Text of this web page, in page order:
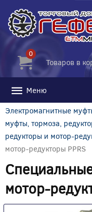
0
Товаров в
Меню
Электромагнитные
муфты, тормоза,
редукторы и мотор-
мотор-редукторы PPRS
мотор-